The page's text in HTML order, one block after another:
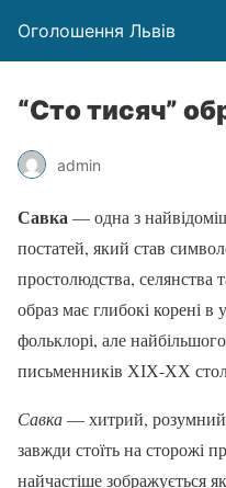
Оголошення Львів
“Сто тисяч”
admin
Савка— одна з
постатей, який став
простолюдства, селянства
образ має глибокі корені в
фольклорі, але
письменників ХІХ-ХХ
Савка— хитрий, розумний
завжди стоїть на сторожі
найчастіше зображується